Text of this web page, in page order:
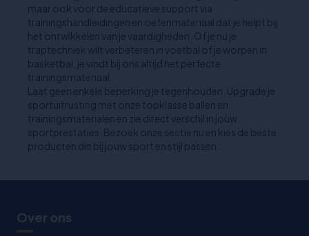
maar ook voor de educatieve support via
trainingshandleidingen en oefenmateriaal dat je helpt bij
het ontwikkelen van je vaardigheden. Of je nu je
traptechniek wilt verbeteren in voetbal of je worpen in
basketbal, je vindt bij ons altijd het perfecte
trainingsmateriaal.
Laat geen enkele beperking je tegenhouden. Upgrade je
sportuitrusting met onze topklasse ballen en
trainingsmaterialen en zie direct verschil in jouw
sportprestaties. Bezoek onze sectie nu en kies de beste
producten die bij jouw sport en stijl passen.
Over ons